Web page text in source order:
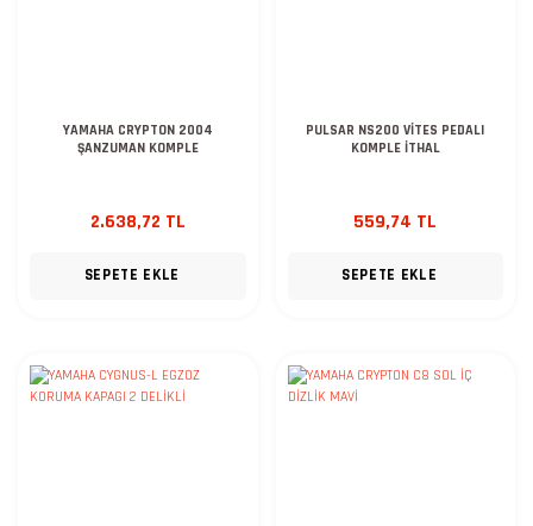
YAMAHA CRYPTON 2004
ŞANZUMAN KOMPLE
2.638,72 TL
SEPETE EKLE
PULSAR NS200 VİTES PEDALI
KOMPLE İTHAL
559,74 TL
SEPETE EKLE